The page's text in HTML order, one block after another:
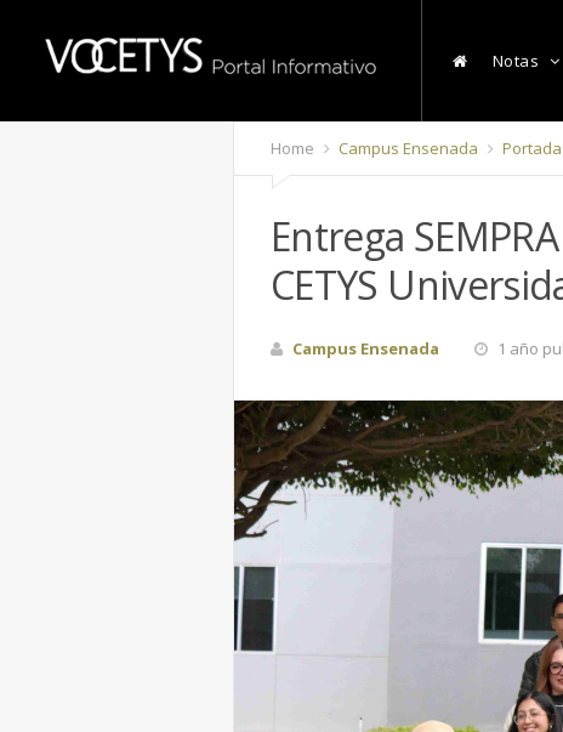
Notas
Home Campus Ensenada Portada
Entrega
CETYS
Campus Ensenada 1 año